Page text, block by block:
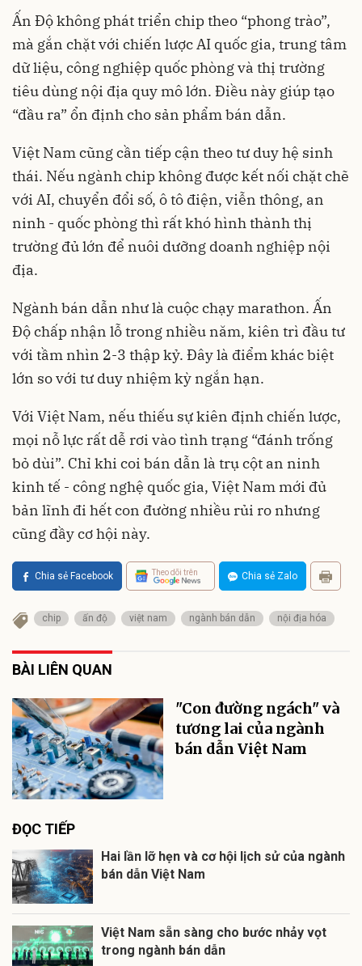
Ấn Độ không phát triển chip theo “phong trào”,
mà gắn chặt với chiến lược AI quốc gia, trung tâm
dữ liệu, công nghiệp quốc phòng và thị trường
tiêu dùng nội địa quy mô lớn. Điều này giúp tạo
“đầu ra” ổn định cho sản phẩm bán dẫn.
Việt Nam cũng cần tiếp cận theo tư duy hệ sinh
thái. Nếu ngành chip không được kết nối chặt chẽ
với AI, chuyển đổi số, ô tô điện, viễn thông, an
ninh - quốc phòng thì rất khó hình thành thị
trường đủ lớn để nuôi dưỡng doanh nghiệp nội
địa.
Ngành bán dẫn như là cuộc chạy marathon. Ấn
Độ chấp nhận lỗ trong nhiều năm, kiên trì đầu tư
với tầm nhìn 2-3 thập kỷ. Đây là điểm khác biệt
lớn so với tư duy nhiệm kỳ ngắn hạn.
Với Việt Nam, nếu thiếu sự kiên định chiến lược,
mọi nỗ lực rất dễ rơi vào tình trạng “đánh trống
bỏ dùi”. Chỉ khi coi bán dẫn là trụ cột an ninh
kinh tế - công nghệ quốc gia, Việt Nam mới đủ
bản lĩnh đi hết con đường nhiều rủi ro nhưng
cũng đầy cơ hội này.
Chia sẻ Facebook Theo dõi trên Chia sẻ Zalo
chip ấn độ việt nam ngành bán dẫn nội địa hóa
BÀI LIÊN QUAN
"Con đường ngách" và
tương lai của ngành
bán dẫn Việt Nam
ĐỌC TIẾP
Hai lần lỡ hẹn và cơ hội lịch sử của ngành
bán dẫn Việt Nam
Việt Nam sẵn sàng cho bước nhảy vọt
trong ngành bán dẫn